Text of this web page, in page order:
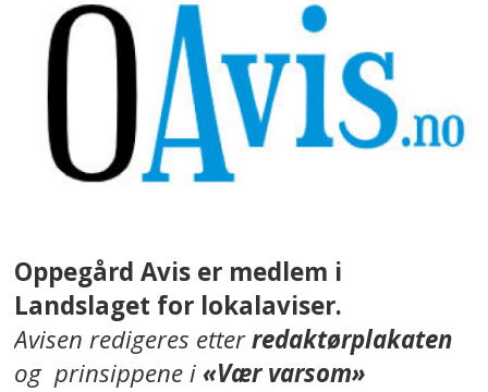
Oppegård Avis er medlem i
Landslaget for lokalaviser.
Avisen redigeres etterredaktørplakaten
og prinsippene i«Vær varsom»